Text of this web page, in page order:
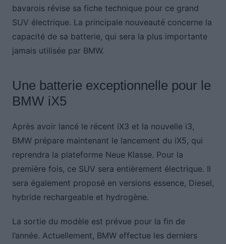
bavarois révise sa fiche technique pour ce grand
SUV électrique. La principale nouveauté concerne la
capacité de sa batterie, qui sera la plus importante
jamais utilisée par BMW.
Une batterie exceptionnelle pour le
BMW iX5
Après avoir lancé le récent iX3 et la nouvelle i3,
BMW prépare maintenant le lancement du iX5, qui
reprendra la plateforme Neue Klasse. Pour la
première fois, ce SUV sera entièrement électrique. Il
sera également proposé en versions essence, Diesel,
hybride rechargeable et hydrogène.
La sortie du modèle est prévue pour la fin de
l’année. Actuellement, BMW effectue les derniers